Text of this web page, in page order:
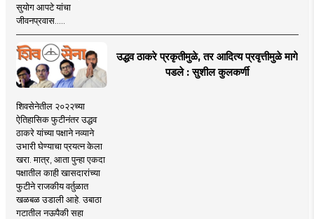
सुयोग आपटे यांचा
जीवनप्रवास.....
उद्धव ठाकरे प्रकृतीमुळे, तर आदित्य प्रवृत्तीमुळे मागे
पडले : सुशील कुलकर्णी
शिवसेनेतील २०२२च्या
ऐतिहासिक फुटीनंतर उद्धव
ठाकरे यांच्या पक्षाने नव्याने
उभारी घेण्याचा प्रयत्न केला
खरा. मात्र, आता पुन्हा एकदा
पक्षातील काही खासदारांच्या
फुटीने राजकीय वर्तुळात
खळबळ उडाली आहे. उबाठा
गटातील नऊपैकी सहा